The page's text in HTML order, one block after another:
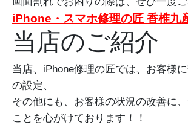
iPhone・スマホ修理の匠 香椎九
当店のご紹介
当店、iPhone修理の匠では、お客様
の設定、
その他にも、お客様の状況の改善に
ことを心がけております！！